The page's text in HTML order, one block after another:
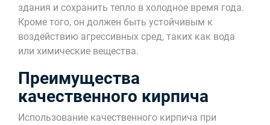
здания и сохранить тепло в холодное время года.
Кроме того, он должен быть устойчивым к
воздействию агрессивных сред, таких как вода
или химические вещества.
Преимущества
качественного кирпича
Использование качественного кирпича при